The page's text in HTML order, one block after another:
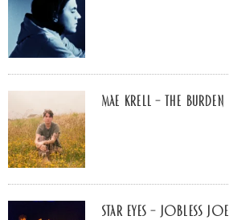
Mae Krell – the burden
Star Eyes – Jobless Joe